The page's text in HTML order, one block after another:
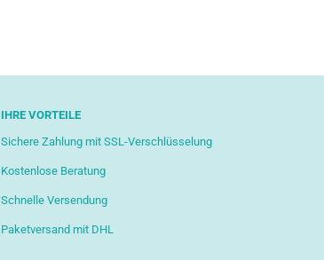
IHRE VORTEILE
Sichere Zahlung mit SSL-Verschlüsselung
Kostenlose Beratung
Schnelle Versendung
Paketversand mit DHL